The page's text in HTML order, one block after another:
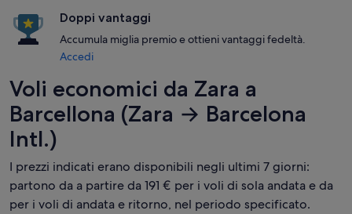
Doppi vantaggi
Accumula miglia premio e ottieni vantaggi fedeltà.
Accedi
Voli economici da Zara a
Barcellona (Zara → Barcelona
Intl.)
I prezzi indicati erano disponibili negli ultimi 7 giorni:
partono da a partire da 191 € per i voli di sola andata e da
per i voli di andata e ritorno, nel periodo specificato.